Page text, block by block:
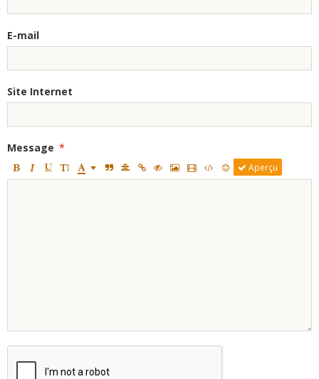
E-mail
Site Internet
Message
Aperçu